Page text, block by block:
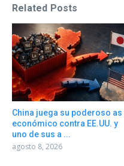
Related Posts
China juega su poderoso as
económico contra EE.UU. y
uno de sus a ...
agosto 8, 2026